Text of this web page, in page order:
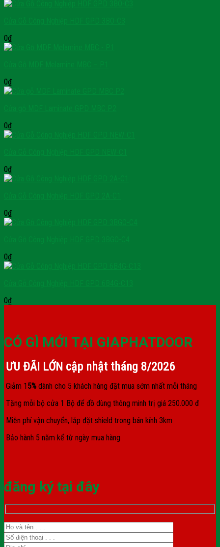
0₫
0₫
0₫
0₫
0₫
0₫
0₫
CÓ GÌ MỚI TẠI GIAPHATDOOR
ƯU ĐÃI LỚN cập nhật tháng 8/2026
Giảm 1 5% dành cho 5 khách hàng đặt mua sớm nhất mỗi tháng
Tặng mỗi bộ cửa 1 Bộ để đồ dùng thông minh trị giá 250.000 đ
Miễn phí vận chuyển, lắp đặt shield trong bán kính 3km
Bảo hành 5 năm kể từ ngày mua hàng
đăng ký tại đây